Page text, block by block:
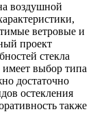
воздушной
ветровые и
проект
стекла
имеет выбор типа
достаточно
остекления
также